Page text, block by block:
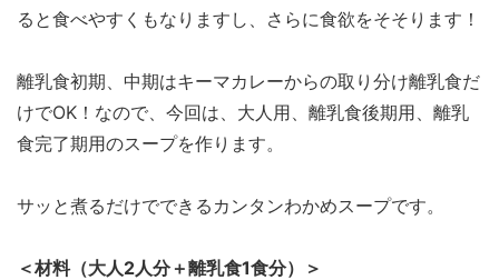
ると食べやすくもなりますし、さらに食欲をそそります！
離乳食初期、中期はキーマカレーからの取り分け離乳食だ
けでOK！なので、今回は、大人用、離乳食後期用、離乳
食完了期用のスープを作ります。
サッと煮るだけでできるカンタンわかめスープです。
＜材料（大人2人分＋離乳食1食分）＞